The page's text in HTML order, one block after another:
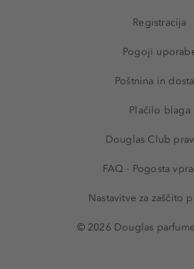
Registracija
Pogoji
Poštnina in
Plačilo blaga
Douglas Club
FAQ - Pogosta
Nastavitve za zaščito
© 2026 Douglas